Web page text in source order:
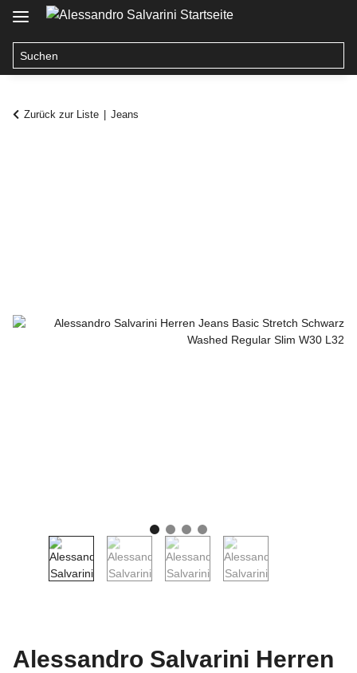
Zurück zur Liste Jeans
Alessandro Salvarini Herren